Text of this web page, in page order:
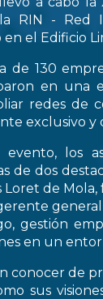
RIN - Red
el Edificio
130
en una
redes
exclusivo y
los
de dos
Loret de
gestión
en un
conocer de
sus